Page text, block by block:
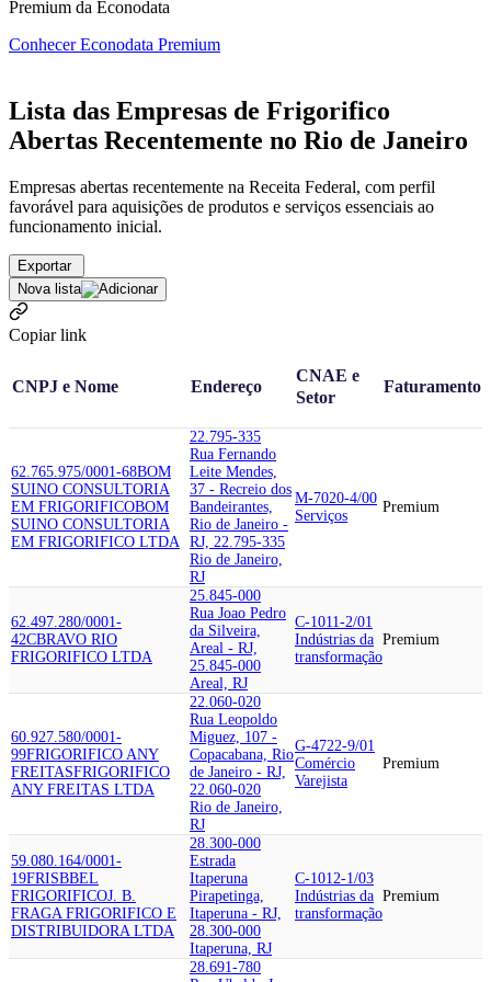
Premium da Econodata
Conhecer Econodata Premium
Lista das Empresas de Frigorifico
Abertas Recentemente no Rio de Janeiro
Empresas abertas recentemente na Receita Federal, com perfil
favorável para aquisições de produtos e serviços essenciais ao
funcionamento inicial.
Exportar
Nova lista
Copiar link
CNPJ e Nome Endereço
CNAE e
Setor
Faturamento
62.765.975/0001-68BOM
SUINO CONSULTORIA
EM FRIGORIFICOBOM
SUINO CONSULTORIA
EM FRIGORIFICO LTDA
22.795-335
Rua Fernando
Leite Mendes,
37 - Recreio dos
Bandeirantes,
Rio de Janeiro -
RJ, 22.795-335
Rio de Janeiro,
RJ
M-7020-4/00
Serviços
Premium
62.497.280/0001-
42CBRAVO RIO
FRIGORIFICO LTDA
25.845-000
Rua Joao Pedro
da Silveira,
Areal - RJ,
25.845-000
Areal, RJ
C-1011-2/01
Indústrias da
transformação
Premium
60.927.580/0001-
99FRIGORIFICO ANY
FREITASFRIGORIFICO
ANY FREITAS LTDA
22.060-020
Rua Leopoldo
Miguez, 107 -
Copacabana, Rio
de Janeiro - RJ,
22.060-020
Rio de Janeiro,
RJ
G-4722-9/01
Comércio
Varejista
Premium
59.080.164/0001-
19FRISBBEL
FRIGORIFICOJ. B.
FRAGA FRIGORIFICO E
DISTRIBUIDORA LTDA
28.300-000
Estrada
Itaperuna
Pirapetinga,
Itaperuna - RJ,
28.300-000
Itaperuna, RJ
C-1012-1/03
Indústrias da
transformação
Premium
28.691-780